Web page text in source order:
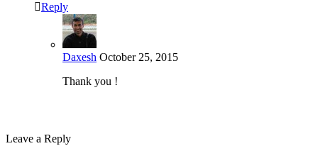
Reply
Daxesh October 25, 2015
Thank you !
Leave a Reply